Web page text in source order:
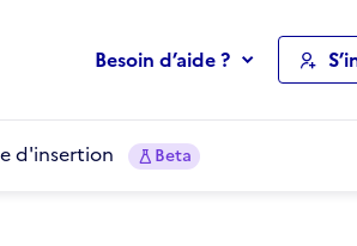
Besoin d’aide ?
d'insertion Beta